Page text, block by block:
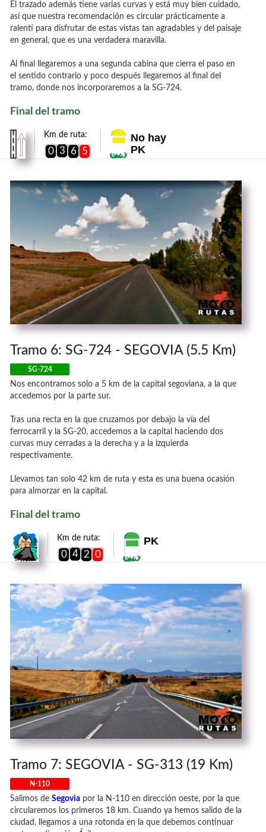
El trazado además tiene varias curvas y está muy bien cuidado,
así que nuestra recomendación es circular prácticamente a
ralentí para disfrutar de estas vistas tan agradables y del paisaje
en general, que es una verdadera maravilla.
Al final llegaremos a una segunda cabina que cierra el paso en
el sentido contrario y poco después llegaremos al final del
tramo, donde nos incorporaremos a la SG-724.
Final del tramo
Km de ruta:
0 3 6 5
No hay
PK
Tramo 6: SG-724 - SEGOVIA (5.5 Km)
SG-724
Nos encontramos solo a 5 km de la capital segoviana, a la que
accedemos por la parte sur.
Tras una recta en la que cruzamos por debajo la vía del
ferrocarril y la SG-20, accedemos a la capital haciendo dos
curvas muy cerradas a la derecha y a la izquierda
respectivamente.
Llevamos tan solo 42 km de ruta y esta es una buena ocasión
para almorzar en la capital.
Final del tramo
Km de ruta:
0 4 2 0
PK
Tramo 7: SEGOVIA - SG-313 (19 Km)
N-110
Salimos de Segovia por la N-110 en dirección oeste, por la que
circularemos los primeros 18 km. Cuando ya hemos salido de la
ciudad, llegamos a una rotonda en la que debemos continuar